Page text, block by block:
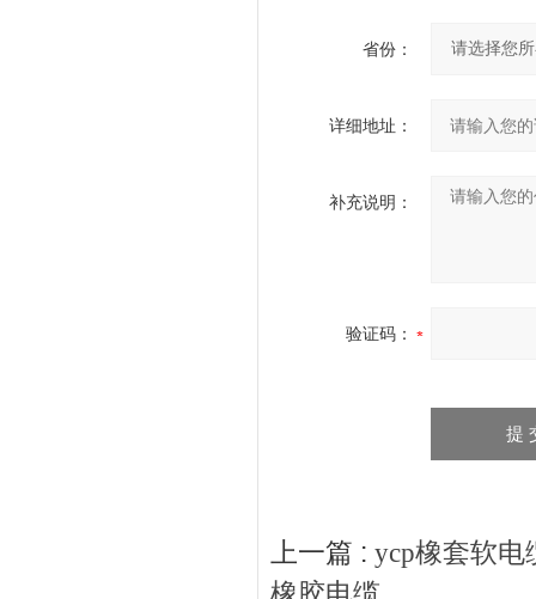
省份：
详细地址：
补充说明：
验证码：
上一篇 : ycp橡套软电